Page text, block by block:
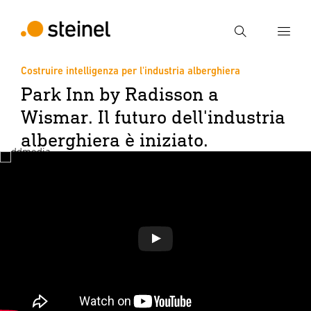
Ricerca
Ricerca
Inserire il termine di ricerca
Costruire intelligenza per l'industria alberghiera
Park Inn by Radisson a
Wismar. Il futuro dell'industria
alberghiera è iniziato.
giocare a